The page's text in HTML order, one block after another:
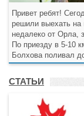
Привет ребят!
решили выехать на
недалеко от Орла,
По приезду в 5-10
Болхова поливал
СТАТЬИ